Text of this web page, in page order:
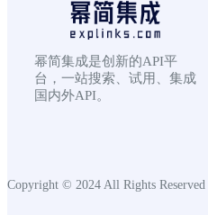
幂简集成是创新的API平
台，一站搜索、试用、集成
国内外API。
Copyright © 2024 All Rights Reserved